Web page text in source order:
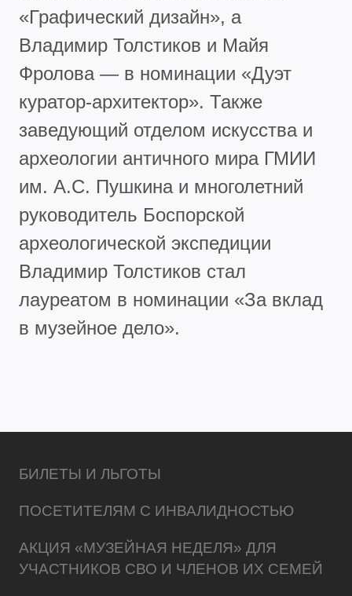
«Графический дизайн», а
Владимир Толстиков и Майя
Фролова — в номинации «Дуэт
куратор-архитектор». Также
заведующий отделом искусства и
археологии античного мира ГМИИ
им. А.С. Пушкина и многолетний
руководитель Боспорской
археологической экспедиции
Владимир Толстиков стал
лауреатом в номинации «За вклад
в музейное дело».
БИЛЕТЫ И ЛЬГОТЫ
ПОСЕТИТЕЛЯМ С ИНВАЛИДНОСТЬЮ
АКЦИЯ «МУЗЕЙНАЯ НЕДЕЛЯ» ДЛЯ
УЧАСТНИКОВ СВО И ЧЛЕНОВ ИХ СЕМЕЙ